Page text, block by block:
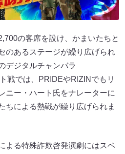
の客席を設け、かまいたちと
のあるステージが繰り広げられ
デジタルチャンバラ
戦では、PRIDEやRIZINでもリ
ニー・ハート氏をナレーターに
ちによる熱戦が繰り広げられま
よる特殊詐欺啓発演劇にはスペ